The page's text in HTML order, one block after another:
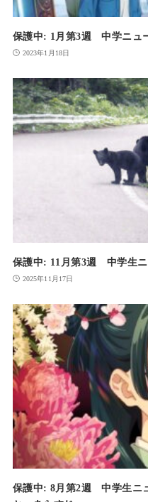
保護中: 1月第3週 中学ニュ
2023年1月18日
保護中: 11月第3週 中学生
2025年11月17日
保護中: 8月第2週 中学生ニ